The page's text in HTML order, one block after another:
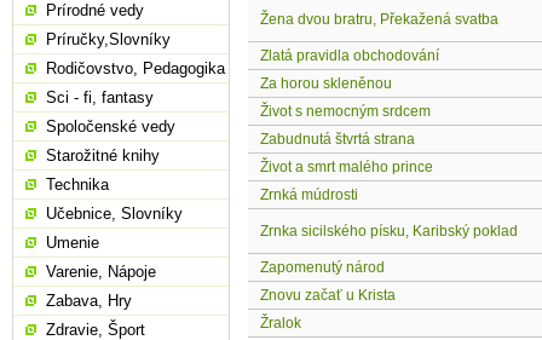
Žena dvou bratru, Překažená svatba
Zlatá pravidla obchodování
Za horou skleněnou
Život s nemocným srdcem
Zabudnutá štvrtá strana
Život a smrt malého prince
Zrnká múdrosti
Zrnka sicilského písku, Karibský poklad
Zapomenutý národ
Znovu začať u Krista
Žralok
Prírodné vedy
Príručky,Slovníky
Rodičovstvo, Pedagogika
Sci - fi, fantasy
Spoločenské vedy
Starožitné knihy
Technika
Učebnice, Slovníky
Umenie
Varenie, Nápoje
Zabava, Hry
Zdravie, Šport